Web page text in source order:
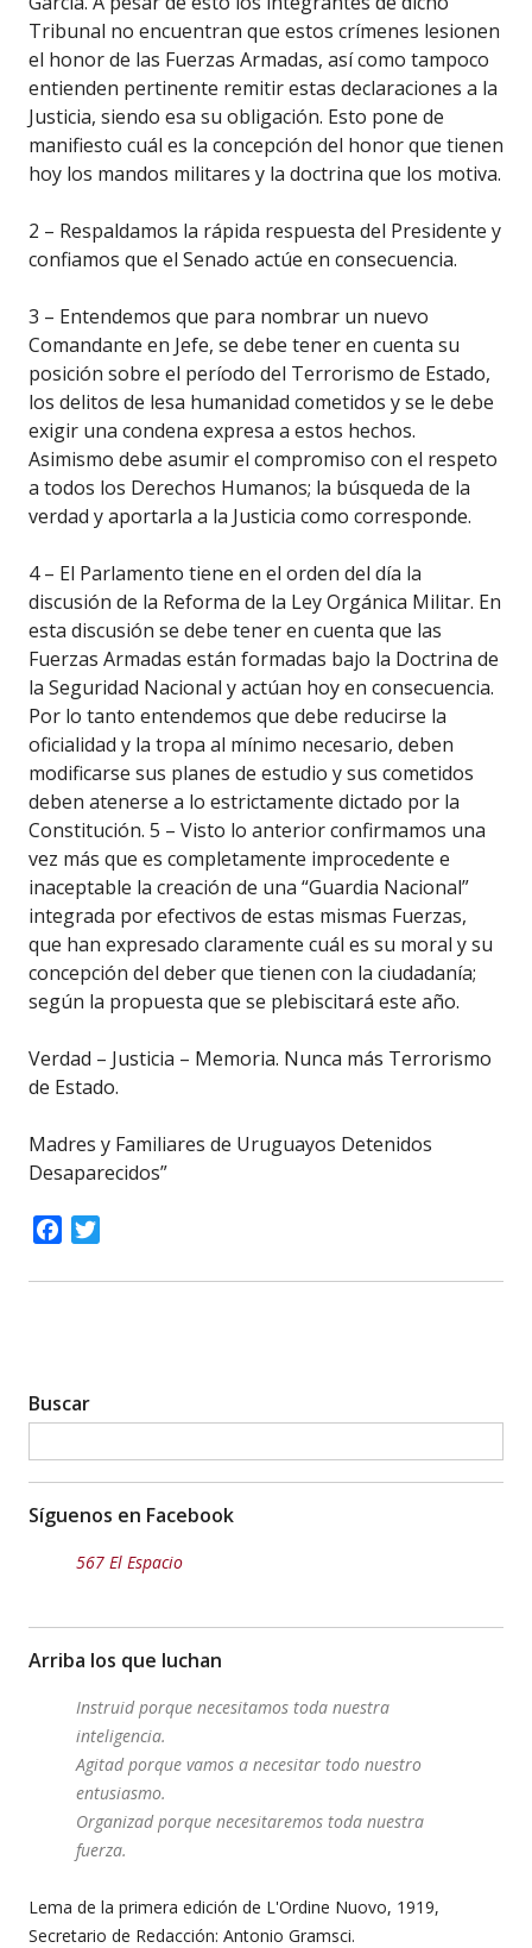
Tribunal no encuentran que estos crímenes lesionen
el honor de las Fuerzas Armadas, así como tampoco
entienden pertinente remitir estas declaraciones a la
Justicia, siendo esa su obligación. Esto pone de
manifiesto cuál es la concepción del honor que tienen
hoy los mandos militares y la doctrina que los motiva.
2 – Respaldamos la rápida respuesta del Presidente y
confiamos que el Senado actúe en consecuencia.
3 – Entendemos que para nombrar un nuevo
Comandante en Jefe, se debe tener en cuenta su
posición sobre el período del Terrorismo de Estado,
los delitos de lesa humanidad cometidos y se le debe
exigir una condena expresa a estos hechos.
Asimismo debe asumir el compromiso con el respeto
a todos los Derechos Humanos; la búsqueda de la
verdad y aportarla a la Justicia como corresponde.
4 – El Parlamento tiene en el orden del día la
discusión de la Reforma de la Ley Orgánica Militar. En
esta discusión se debe tener en cuenta que las
Fuerzas Armadas están formadas bajo la Doctrina de
la Seguridad Nacional y actúan hoy en consecuencia.
Por lo tanto entendemos que debe reducirse la
oficialidad y la tropa al mínimo necesario, deben
modificarse sus planes de estudio y sus cometidos
deben atenerse a lo estrictamente dictado por la
Constitución. 5 – Visto lo anterior confirmamos una
vez más que es completamente improcedente e
inaceptable la creación de una “Guardia Nacional”
integrada por efectivos de estas mismas Fuerzas,
que han expresado claramente cuál es su moral y su
concepción del deber que tienen con la ciudadanía;
según la propuesta que se plebiscitará este año.
Verdad – Justicia – Memoria. Nunca más Terrorismo
de Estado.
Madres y Familiares de Uruguayos Detenidos
Desaparecidos”
Facebook
Buscar
Síguenos en Facebook
567 El Espacio
Arriba los que luchan
Instruid porque necesitamos toda nuestra
inteligencia.
Agitad porque vamos a necesitar todo nuestro
entusiasmo.
Organizad porque necesitaremos toda nuestra
fuerza.
Lema de la primera edición de L'Ordine Nuovo, 1919,
Secretario de Redacción: Antonio Gramsci.